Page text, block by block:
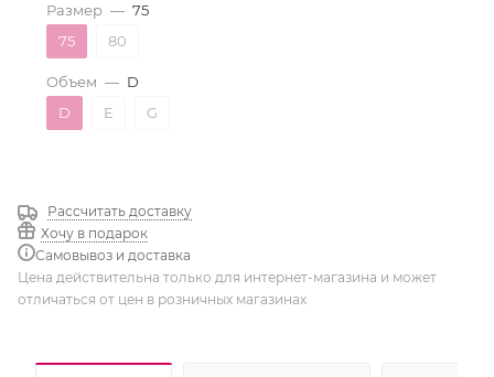
Размер — 75
75
80
Объем — D
D
E G
Рассчитать доставку
Хочу в подарок
Самовывоз и доставка
Цена действительна только для интернет-магазина и может
отличаться от цен в розничных магазинах